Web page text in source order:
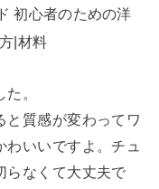
。
と質感が変わってワ
いいですよ。チュ
らなくて大丈夫で